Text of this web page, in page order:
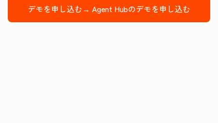
デモを申し込む→ Agent Hubのデモを申し込む